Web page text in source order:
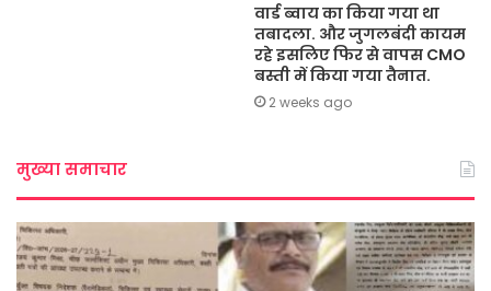
वार्ड ब्वाय का किया गया था
तबादला. और जुगलबंदी कायम
रहे इसलिए फिर से वापस CMO
बस्ती में किया गया तैनात.
2 weeks ago
मुख्या समाचार